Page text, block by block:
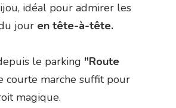
idéal pour admirer les
jour en tête-à-tête.
le parking "Route
courte marche suffit pour
magique.